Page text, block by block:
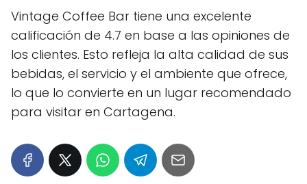
Vintage Coffee Bar tiene una excelente
calificación de 4.7 en base a las opiniones de
los clientes. Esto refleja la alta calidad de sus
bebidas, el servicio y el ambiente que ofrece,
lo que lo convierte en un lugar recomendado
para visitar en Cartagena.